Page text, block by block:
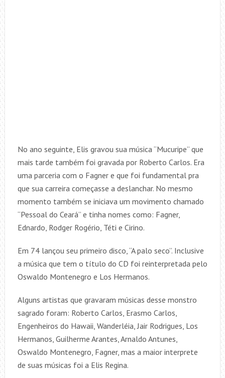
No ano seguinte, Elis gravou sua música “Mucuripe” que
mais tarde também foi gravada por Roberto Carlos. Era
uma parceria com o Fagner e que foi fundamental pra
que sua carreira começasse a deslanchar. No mesmo
momento também se iniciava um movimento chamado
“Pessoal do Ceará” e tinha nomes como: Fagner,
Ednardo, Rodger Rogério, Téti e Cirino.
Em 74 lançou seu primeiro disco, “A palo seco”. Inclusive
a música que tem o título do CD foi reinterpretada pelo
Oswaldo Montenegro e Los Hermanos.
Alguns artistas que gravaram músicas desse monstro
sagrado foram: Roberto Carlos, Erasmo Carlos,
Engenheiros do Hawaii, Wanderléia, Jair Rodrigues, Los
Hermanos, Guilherme Arantes, Arnaldo Antunes,
Oswaldo Montenegro, Fagner, mas a maior interprete
de suas músicas foi a Elis Regina.